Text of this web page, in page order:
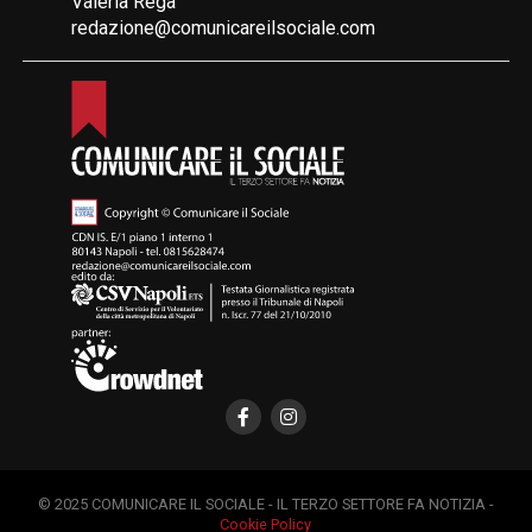
redazione@comunicareilsociale.com
© 2025 COMUNICARE IL SOCIALE - IL TERZO SETTORE FA NOTIZIA -
Cookie Policy